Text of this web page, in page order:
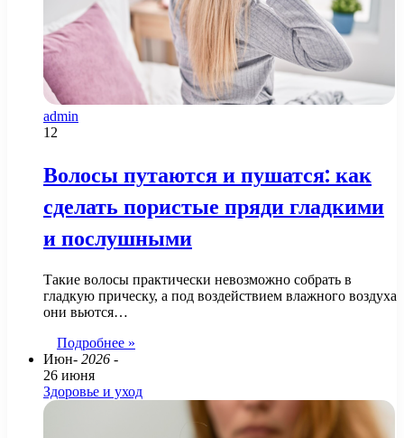
admin
12
Волосы путаются и пушатся: как
сделать пористые пряди гладкими
и послушными
Такие волосы практически невозможно собрать в
гладкую прическу, а под воздействием влажного воздуха
они вьются…
Подробнее »
Июн- 2026 -
26 июня
Здоровье и уход